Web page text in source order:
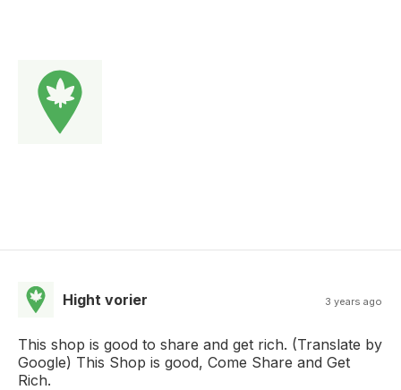
Hight vorier 3 years ago
This shop is good to share and get rich. (Translate by
Google) This Shop is good, Come Share and Get
Rich.